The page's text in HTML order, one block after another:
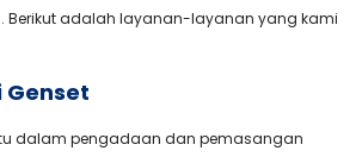
Berikut adalah layanan-layanan yang kami
Genset
dalam pengadaan dan pemasangan